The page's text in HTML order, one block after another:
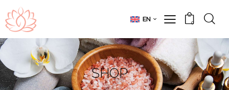
EN 0
SHOP